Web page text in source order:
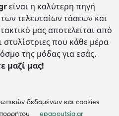
είναι η καλύτερη πηγή
τελευταίων τάσεων και
μας αποτελείται από
στυλίστριες που κάθε μέρα
της μόδας για εσάς.
μαζί μας!
δεδομένων και cookies
epapoutsia.gr